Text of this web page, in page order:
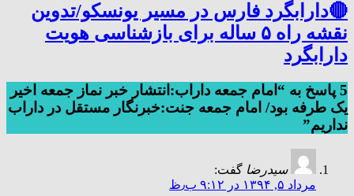
🔴دارابگرد فارس در مسیر یونسکو/تدوین
نقشه راه ۵ ساله برای بازشناسی هویت
دارابگرد
5 پاسخ به “امام جمعه داراب:انتشار خبر نماز جمعه اخیر
یک طرفه بود/ امام جمعه جنت:خبرنگار مستقل در داراب
نداریم”
سیدرضا گفت:
مرداد ۵, ۱۳۹۴ در ۹:۱۲ ب٫ظ